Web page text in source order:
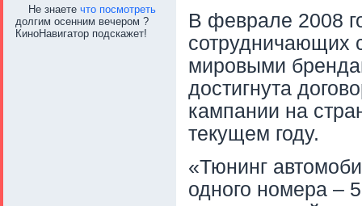
Не знаете что посмотреть
долгим осенним вечером ?
КиноНавигатор подскажет!
В феврале 2008
сотрудничающих
мировыми
достигнута
кампании на
текущем году.
«Тюнинг
одного номера –